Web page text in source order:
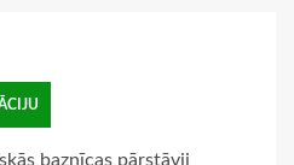
baznīcas pārstāvji